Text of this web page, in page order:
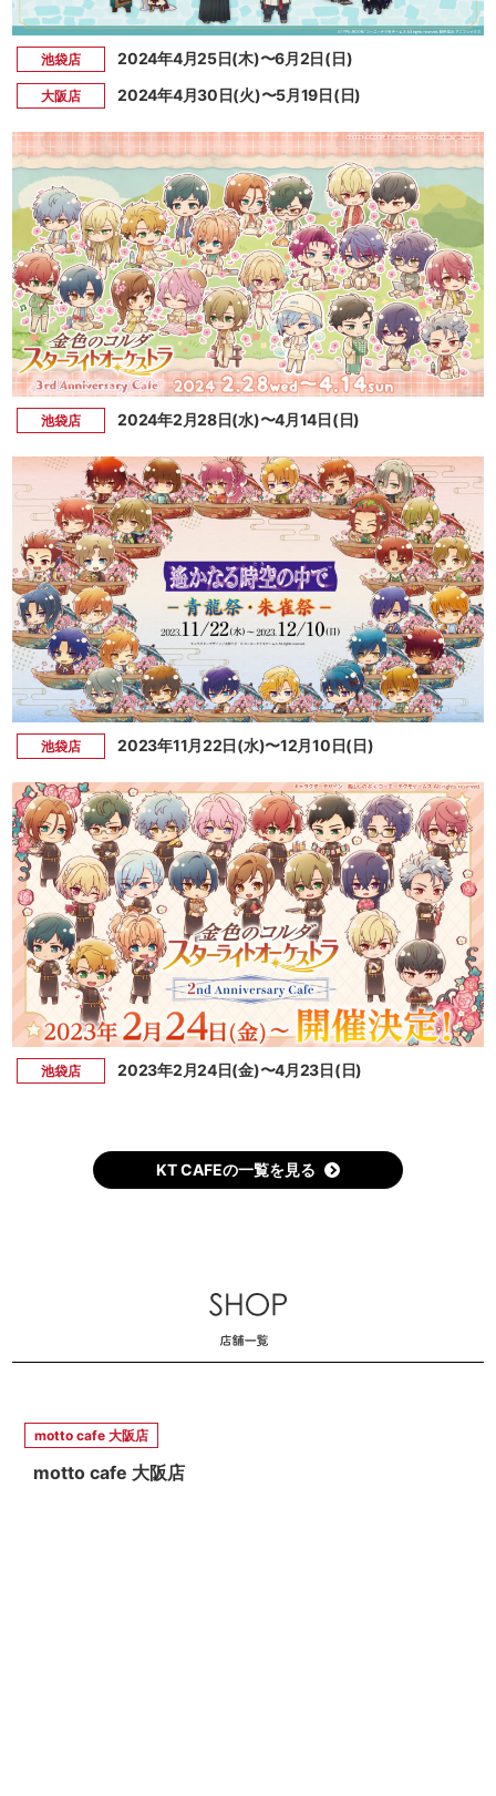
池袋店 2024年4月25日(木)〜6月2日(日)
大阪店 2024年4月30日(火)〜5月19日(日)
池袋店 2024年2月28日(水)〜4月14日(日)
池袋店 2023年11月22日(水)〜12月10日(日)
池袋店 2023年2月24日(金)〜4月23日(日)
KT CAFEの一覧を見る
motto cafe 大阪店
motto cafe 大阪店